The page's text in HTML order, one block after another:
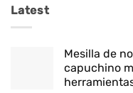
Latest
Mesilla de
capuchino